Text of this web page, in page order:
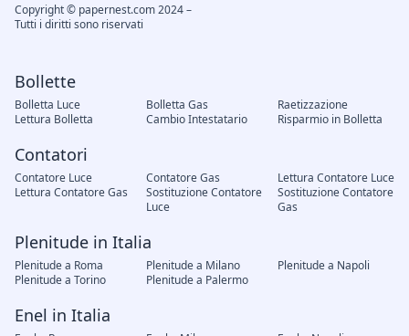
Bollette
Bolletta Luce Bolletta Gas
Raetizzazione
Lettura Bolletta
Cambio Intestatario Risparmio in Bolletta
Contatori
Contatore Luce Contatore Gas
Lettura Contatore Luce
Lettura Contatore Gas
Sostituzione Contatore
Luce
Sostituzione Contatore
Gas
Plenitude in Italia
Plenitude a Roma Plenitude a Milano
Plenitude a Napoli
Plenitude a Torino
Plenitude a Palermo
Enel in Italia
Copyright © papernest.com 2024 –
Tutti i diritti sono riservati